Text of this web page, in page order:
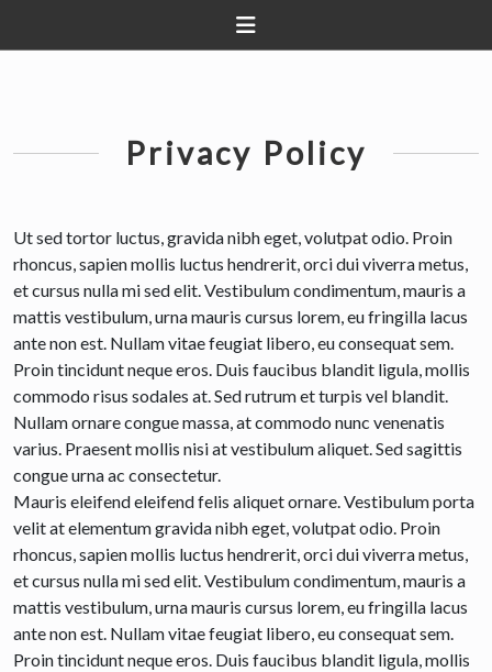
Privacy Policy
Ut sed tortor luctus, gravida nibh eget, volutpat odio. Proin
rhoncus, sapien mollis luctus hendrerit, orci dui viverra metus,
et cursus nulla mi sed elit. Vestibulum condimentum, mauris a
mattis vestibulum, urna mauris cursus lorem, eu fringilla lacus
ante non est. Nullam vitae feugiat libero, eu consequat sem.
Proin tincidunt neque eros. Duis faucibus blandit ligula, mollis
commodo risus sodales at. Sed rutrum et turpis vel blandit.
Nullam ornare congue massa, at commodo nunc venenatis
varius. Praesent mollis nisi at vestibulum aliquet. Sed sagittis
congue urna ac consectetur.
Mauris eleifend eleifend felis aliquet ornare. Vestibulum porta
velit at elementum gravida nibh eget, volutpat odio. Proin
rhoncus, sapien mollis luctus hendrerit, orci dui viverra metus,
et cursus nulla mi sed elit. Vestibulum condimentum, mauris a
mattis vestibulum, urna mauris cursus lorem, eu fringilla lacus
ante non est. Nullam vitae feugiat libero, eu consequat sem.
Proin tincidunt neque eros. Duis faucibus blandit ligula, mollis